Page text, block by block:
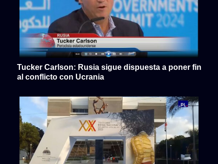
Tucker Carlson: Rusia sigue dispuesta a poner fin
al conflicto con Ucrania